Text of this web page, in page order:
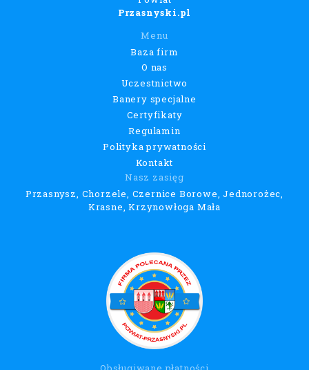
Przasnyski.pl
Menu
Baza firm
O nas
Uczestnictwo
Banery specjalne
Certyfikaty
Regulamin
Polityka prywatności
Kontakt
Nasz zasięg
Przasnysz, Chorzele, Czernice Borowe, Jednorożec,
Krasne, Krzynowłoga Mała